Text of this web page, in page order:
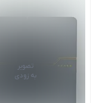
تصویر
به زودی